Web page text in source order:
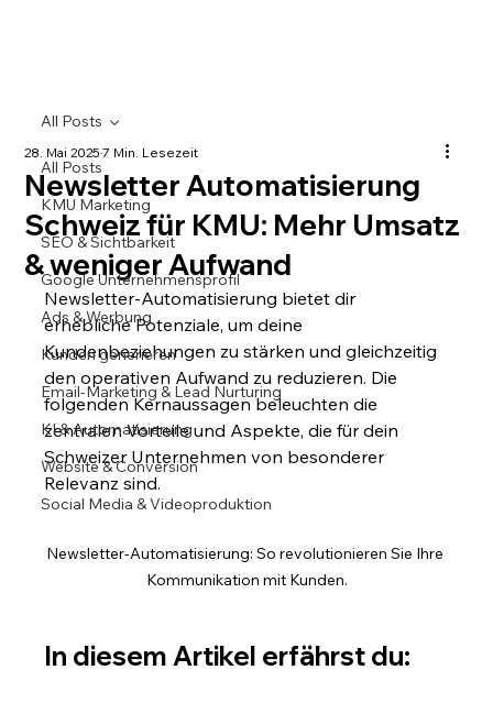
All Posts
KMU Marketing
SEO & Sichtbarkeit
Google Unternehmensprofil
Ads & Werbung
Kunden generieren
Email-Marketing & Lead Nurturing
KI & Automatisierung
Website & Conversion
Social Media & Videoproduktion
All Posts
Newsletter Automatisierung
Schweiz für KMU: Mehr Umsatz
& weniger Aufwand
28. Mai 20257 Min. Lesezeit
Newsletter-Automatisierung bietet dir
erhebliche Potenziale, um deine
Kundenbeziehungen zu stärken und gleichzeitig
den operativen Aufwand zu reduzieren. Die
folgenden Kernaussagen beleuchten die
zentralen Vorteile und Aspekte, die für dein
Schweizer Unternehmen von besonderer
Relevanz sind.
Newsletter-Automatisierung: So revolutionieren Sie Ihre
Kommunikation mit Kunden.
In diesem Artikel erfährst du: